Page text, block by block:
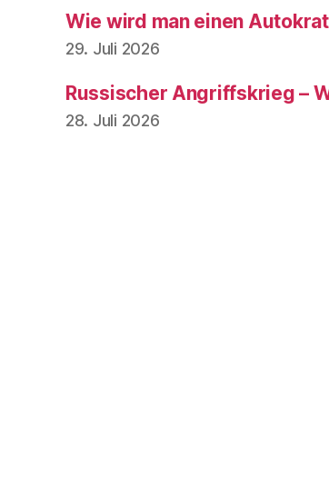
Wie wird man einen
29. Juli 2026
Russischer Angriffskrieg –
28. Juli 2026